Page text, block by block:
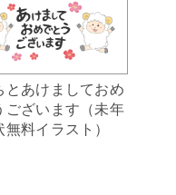
とあけましておめ
ございます（未年
料イラスト）